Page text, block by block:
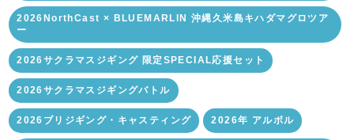
2026NorthCast × BLUEMARLIN 沖縄久米島キハダマグロツア
ー
2026サクラマスジギング 限定SPECIAL応援セット
2026サクラマスジギングバトル
2026ブリジギング・キャスティング 2026年 アルボル